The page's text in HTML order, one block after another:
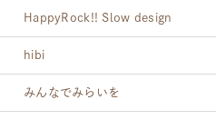
HappyRock!! Slow design
hibi
みんなでみらいを